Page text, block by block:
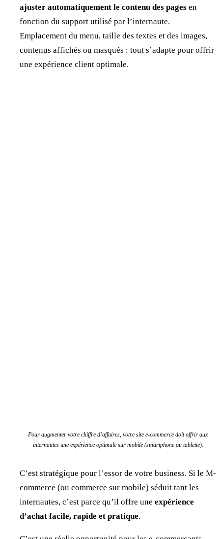
ajuster automatiquement le contenu des pages en
fonction du support utilisé par l’internaute.
Emplacement du menu, taille des textes et des images,
contenus affichés ou masqués : tout s’adapte pour offrir
une expérience client optimale.
Pour augmenter votre chiffre d’affaires, votre site e-commerce doit offrir aux
internautes une expérience optimale sur mobile (smartphone ou tablette).
C’est stratégique pour l’essor de votre business. Si le M-
commerce (ou commerce sur mobile) séduit tant les
internautes, c’est parce qu’il offre une expérience
d’achat facile, rapide et pratique.